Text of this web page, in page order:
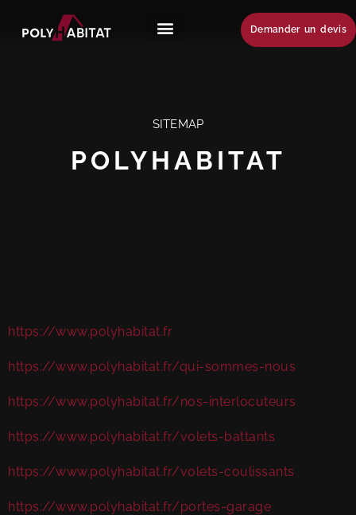
Demander un devis
SITEMAP
POLYHABITAT
https://www.polyhabitat.fr
https://www.polyhabitat.fr/qui-sommes-nous
https://www.polyhabitat.fr/nos-interlocuteurs
https://www.polyhabitat.fr/volets-battants
https://www.polyhabitat.fr/volets-coulissants
https://www.polyhabitat.fr/portes-garage